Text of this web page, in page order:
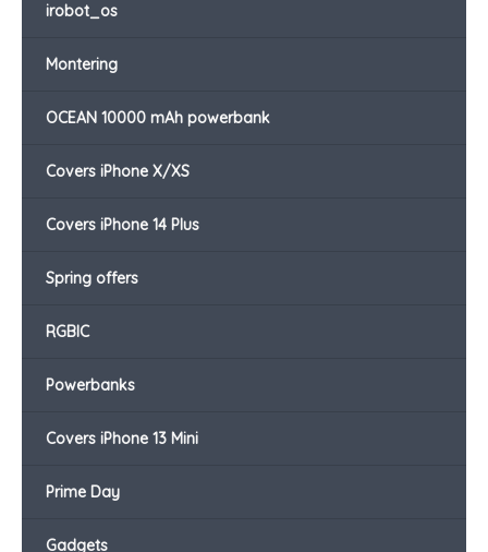
irobot_os
Montering
OCEAN 10000 mAh powerbank
Covers iPhone X/XS
Covers iPhone 14 Plus
Spring offers
RGBIC
Powerbanks
Covers iPhone 13 Mini
Prime Day
Gadgets